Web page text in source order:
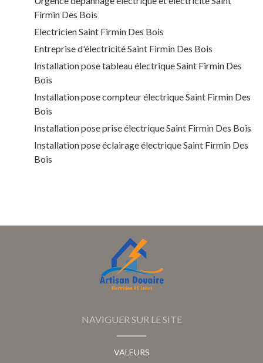
Firmin Des Bois
Electricien Saint Firmin Des Bois
Entreprise d'électricité Saint Firmin Des Bois
Installation pose tableau électrique Saint Firmin Des
Bois
Installation pose compteur électrique Saint Firmin Des
Bois
Installation pose prise électrique Saint Firmin Des Bois
Installation pose éclairage électrique Saint Firmin Des
Bois
NAVIGUER SUR LE SITE
VALEURS